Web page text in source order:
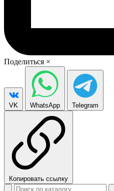
Поделиться ×
VK WhatsApp Telegram
Копировать ссылку